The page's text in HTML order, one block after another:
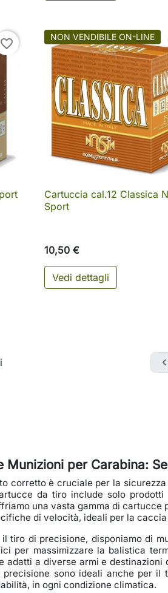
favorite_border NON VENDIBILE ON-LINE
 Anteprima
Cartuccia cal.12 Classica
Sport
10,50 €
Vedi dettagli

Munizioni per Carabina:
corretto è cruciale per la
da tiro include solo
una vasta gamma di
di velocità, ideali per la
tiro di precisione, disponiamo di
per massimizzare la balistica
adatti a diverse armi e
precisione sono ideali anche per
in ogni condizione climatica.